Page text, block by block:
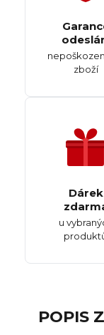
zboží
Dárek
u
POPIS